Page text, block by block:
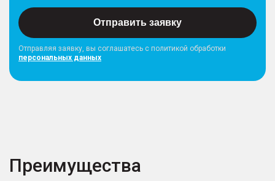
Отправить заявку
Отправляя заявку, вы соглашатесь с политикой обработки
персональных данных
Преимущества